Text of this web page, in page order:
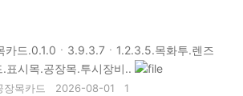
카드.0.1.0ㆍ3.9.3.7ㆍ1.2.3.5.목화투.렌즈
.표시목.공장목.투시장비..
장목카드 2026-08-01 1